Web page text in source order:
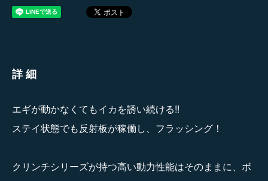
詳細
エギが動かなくてもイカを誘い続ける!!
ステイ状態でも反射板が稼働し、フラッシング！
クリンチシリーズが持つ高い動力性能はそのままに、ボ